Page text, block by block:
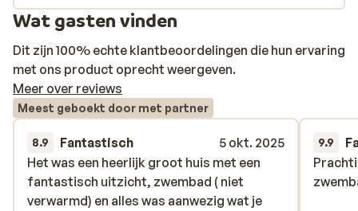
ontdekken.
Wat gasten vinden
Dit zijn 100% echte klantbeoordelingen die hun ervaring
met ons product oprecht weergeven.
Meer over reviews
Meest geboekt door met partner
8.9 Fantastisch
5 okt. 2025
Het was een heerlijk groot huis met een
fantastisch uitzicht, zwembad ( niet
verwarmd) en alles was aanwezig wat je
Het was een heerlijk groot huis met een
fantastisch uitzicht, zwembad ( niet
verwarmd) en alles was aanwezig wat je
9.9